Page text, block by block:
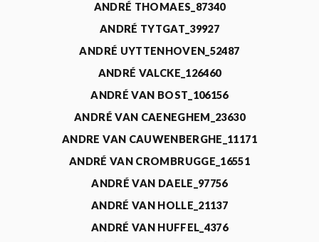
ANDRÉ THOMAES_87340
ANDRÉ TYTGAT_39927
ANDRÉ UYTTENHOVEN_52487
ANDRÉ VALCKE_126460
ANDRÉ VAN BOST_106156
ANDRÉ VAN CAENEGHEM_23630
ANDRE VAN CAUWENBERGHE_11171
ANDRÉ VAN CROMBRUGGE_16551
ANDRÉ VAN DAELE_97756
ANDRÉ VAN HOLLE_21137
ANDRÉ VAN HUFFEL_4376